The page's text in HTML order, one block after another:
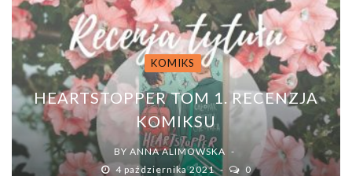
KOMIKS
HEARTSTOPPER TOM 1. RECENZJA
KOMIKSU
BYANNA ALIMOWSKA
4 października 2021
0